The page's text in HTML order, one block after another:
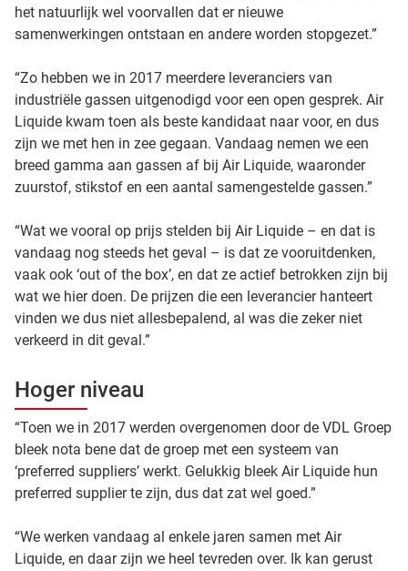
het natuurlijk wel voorvallen dat er nieuwe
samenwerkingen ontstaan en andere worden stopgezet.”
“Zo hebben we in 2017 meerdere leveranciers van
industriële gassen uitgenodigd voor een open gesprek. Air
Liquide kwam toen als beste kandidaat naar voor, en dus
zijn we met hen in zee gegaan. Vandaag nemen we een
breed gamma aan gassen af bij Air Liquide, waaronder
zuurstof, stikstof en een aantal samengestelde gassen.”
“Wat we vooral op prijs stelden bij Air Liquide – en dat is
vandaag nog steeds het geval – is dat ze vooruitdenken,
vaak ook ‘out of the box’, en dat ze actief betrokken zijn bij
wat we hier doen. De prijzen die een leverancier hanteert
vinden we dus niet allesbepalend, al was die zeker niet
verkeerd in dit geval.”
Hoger niveau
“Toen we in 2017 werden overgenomen door de VDL Groep
bleek nota bene dat de groep met een systeem van
‘preferred suppliers’ werkt. Gelukkig bleek Air Liquide hun
preferred supplier te zijn, dus dat zat wel goed.”
“We werken vandaag al enkele jaren samen met Air
Liquide, en daar zijn we heel tevreden over. Ik kan gerust